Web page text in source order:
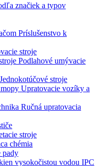
značiek a typov
Príslušenstvo k
stroje
Podlahové umývacie
Jednokotúčové stroje
Upratovacie vozíky a
Ručná upratovacia
stroje
chémia
pady